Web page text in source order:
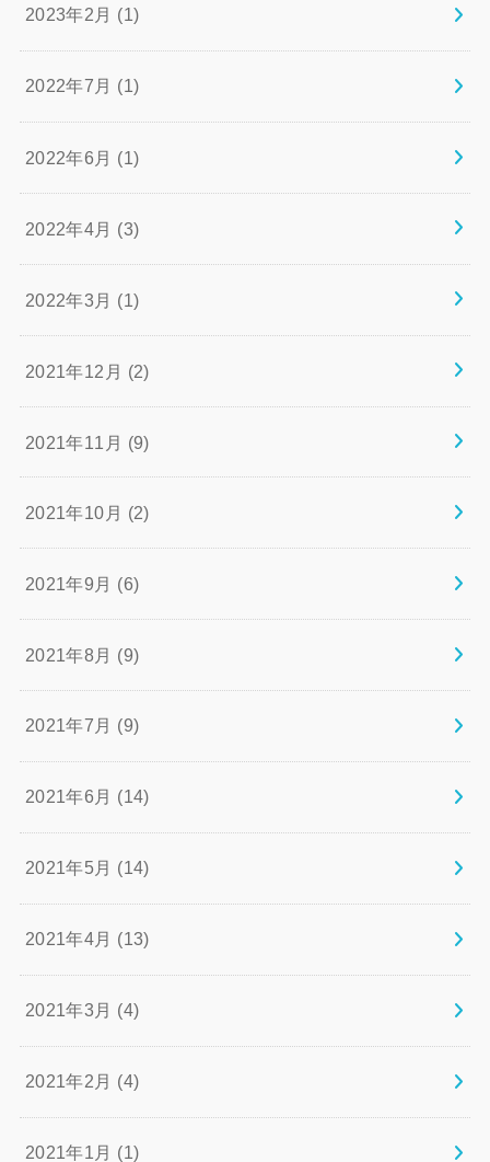
2023年2月 (1)
2022年7月 (1)
2022年6月 (1)
2022年4月 (3)
2022年3月 (1)
2021年12月 (2)
2021年11月 (9)
2021年10月 (2)
2021年9月 (6)
2021年8月 (9)
2021年7月 (9)
2021年6月 (14)
2021年5月 (14)
2021年4月 (13)
2021年3月 (4)
2021年2月 (4)
2021年1月 (1)